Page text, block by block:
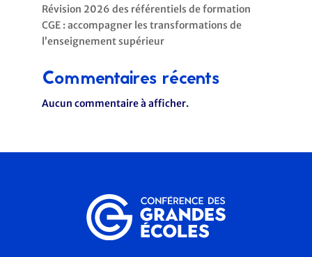
Révision 2026 des référentiels de formation
CGE : accompagner les transformations de
l’enseignement supérieur
Commentaires récents
Aucun commentaire à afficher.